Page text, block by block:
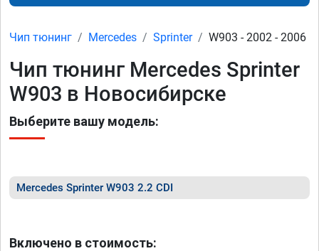
Чип тюнинг Mercedes Sprinter W903 - 2002 - 2006
Чип тюнинг Mercedes Sprinter
W903 в Новосибирске
Выберите вашу модель:
Mercedes Sprinter W903 2.2 CDI
Включено в стоимость: